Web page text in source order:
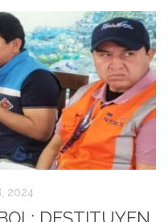
2024